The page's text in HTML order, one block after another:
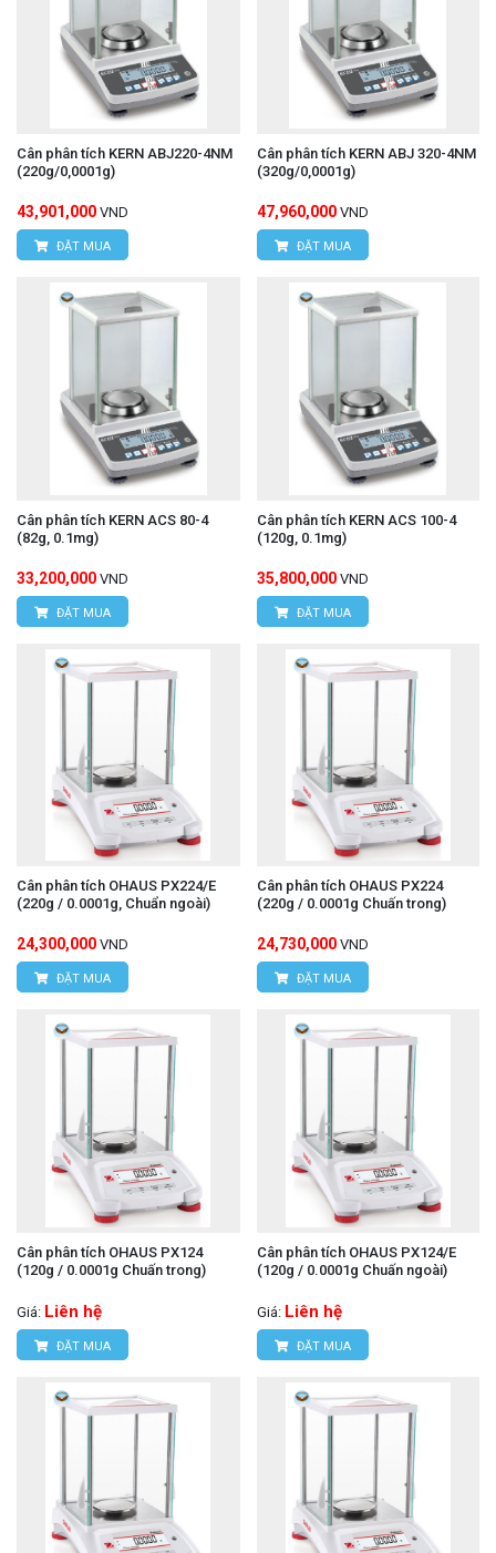
Cân phân tích KERN ABJ220-4NM
(220g/0,0001g)
43,901,000 VND
ĐẶT MUA
Cân phân tích KERN ABJ 320-4NM
(320g/0,0001g)
47,960,000 VND
ĐẶT MUA
Cân phân tích KERN ACS 80-4
(82g, 0.1mg)
33,200,000 VND
ĐẶT MUA
Cân phân tích KERN ACS 100-4
(120g, 0.1mg)
35,800,000 VND
ĐẶT MUA
Cân phân tích OHAUS PX224/E
(220g / 0.0001g, Chuẩn ngoài)
24,300,000 VND
ĐẶT MUA
Cân phân tích OHAUS PX224
(220g / 0.0001g Chuấn trong)
24,730,000 VND
ĐẶT MUA
Cân phân tích OHAUS PX124
(120g / 0.0001g Chuấn trong)
Giá: Liên hệ
ĐẶT MUA
Cân phân tích OHAUS PX124/E
(120g / 0.0001g Chuấn ngoài)
Giá: Liên hệ
ĐẶT MUA